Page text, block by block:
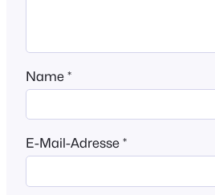
Name *
E-Mail-Adresse *